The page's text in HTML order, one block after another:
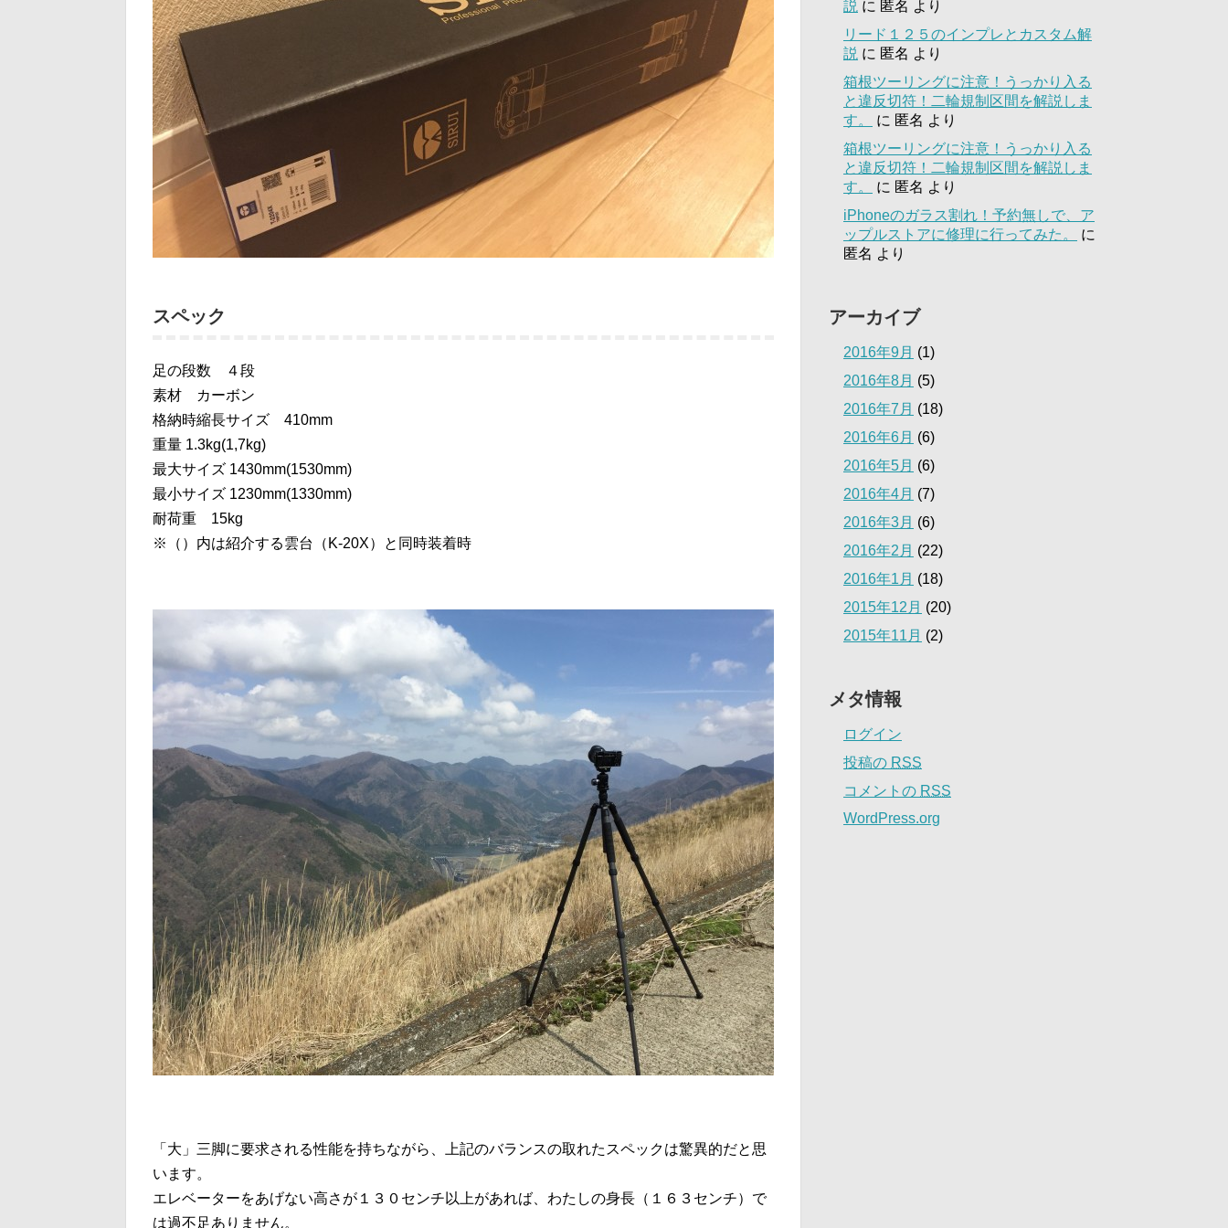
スペック
足の段数 ４段
素材 カーボン
格納時縮長サイズ 410mm
重量 1.3kg(1,7kg)
最大サイズ 1430mm(1530mm)
最小サイズ 1230mm(1330mm)
耐荷重 15kg
※（）内は紹介する雲台（K-20X）と同時装着時
「大」三脚に要求される性能を持ちながら、上記のバランスの取れたスペックは驚異的だと思
います。
エレベーターをあげない高さが１３０センチ以上があれば、わたしの身長（１６３センチ）で
は過不足ありません。
説 に 匿名 より
リード１２５のインプレとカスタム解
説 に 匿名 より
箱根ツーリングに注意！うっかり入る
と違反切符！二輪規制区間を解説しま
す。
に 匿名 より
箱根ツーリングに注意！うっかり入る
と違反切符！二輪規制区間を解説しま
す。
に 匿名 より
iPhoneのガラス割れ！予約無しで、ア
ップルストアに修理に行ってみた。
に
匿名 より
アーカイブ
2016年9月 (1)
2016年8月 (5)
2016年7月 (18)
2016年6月 (6)
2016年5月 (6)
2016年4月 (7)
2016年3月 (6)
2016年2月 (22)
2016年1月 (18)
2015年12月 (20)
2015年11月 (2)
メタ情報
ログイン
投稿の RSS
コメントの RSS
WordPress.org